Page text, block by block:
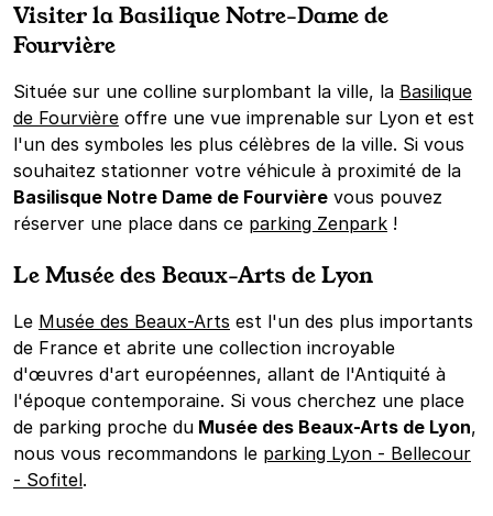
Visiter la Basilique Notre-Dame de
Fourvière
Située sur une colline surplombant la ville, la Basilique
de Fourvière offre une vue imprenable sur Lyon et est
l'un des symboles les plus célèbres de la ville. Si vous
souhaitez stationner votre véhicule à proximité de la
Basilisque Notre Dame de Fourvière vous pouvez
réserver une place dans ce parking Zenpark !
Le Musée des Beaux-Arts de Lyon
Le Musée des Beaux-Arts est l'un des plus importants
de France et abrite une collection incroyable
d'œuvres d'art européennes, allant de l'Antiquité à
l'époque contemporaine. Si vous cherchez une place
de parking proche du Musée des Beaux-Arts de Lyon,
nous vous recommandons le parking Lyon - Bellecour
- Sofitel.